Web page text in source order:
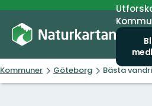
Kommuner Göteborg Bästa